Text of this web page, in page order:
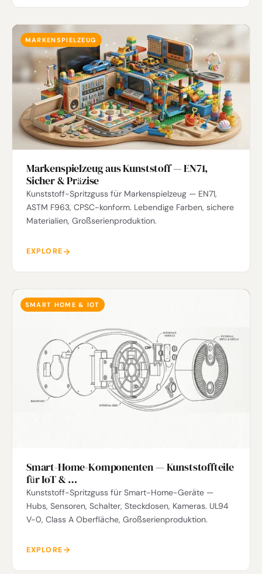
MARKENSPIELZEUG
Markenspielzeug aus Kunststoff — EN71,
Sicher & Präzise
Kunststoff-Spritzguss für Markenspielzeug — EN71,
ASTM F963, CPSC-konform. Lebendige Farben, sichere
Materialien, Großserienproduktion.
EXPLORE
SMART HOME & IOT
Smart-Home-Komponenten — Kunststoffteile
für IoT & …
Kunststoff-Spritzguss für Smart-Home-Geräte —
Hubs, Sensoren, Schalter, Steckdosen, Kameras. UL94
V-0, Class A Oberfläche, Großserienproduktion.
EXPLORE